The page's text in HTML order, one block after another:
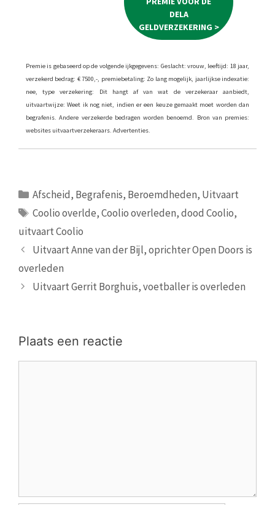
DELA
GELDVERZEKERING >
Premie is gebaseerd op de volgende ijkgegevens: Geslacht: vrouw, leeftijd: 18 jaar,
verzekerd bedrag: € 7500,-, premiebetaling: Zo lang mogelijk, jaarlijkse indexatie:
nee, type verzekering: Dit hangt af van wat de verzekeraar aanbiedt,
uitvaartwijze: Weet ik nog niet, indien er een keuze gemaakt moet worden dan
begrafenis. Andere verzekerde bedragen worden benoemd. Bron van premies:
websites uitvaartverzekeraars. Advertenties.
Categorieën
Afscheid, Begrafenis, Beroemdheden, Uitvaart
Tags
Coolio overlde,Coolio overleden,dood Coolio,
uitvaart Coolio
Uitvaart Anne van der Bijl, oprichter Open Doors is
overleden
Uitvaart Gerrit Borghuis, voetballer is overleden
Plaats een reactie